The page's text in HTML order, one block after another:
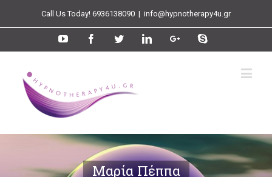
Call Us Today! 6936138090 | info@hypnotherapy4u.gr
Μαρία Πέππα